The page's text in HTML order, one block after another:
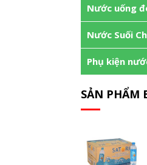
Nước uống
Nước Suối
Phụ kiện
SẢN PHẨM